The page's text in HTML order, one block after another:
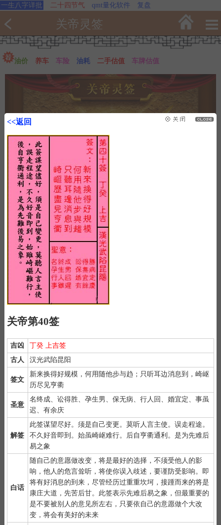
一生八字详批 二十四节气 qmt量化软件 复盘
关帝灵签
油价 养车 车险 油耗 二手估值 车牌估值
<<返回
关帝第40签
吉凶
丁癸 上吉签
古人
汉光武陷昆阳
签文
新来换得好规模，何用随他步与趋；只听耳边消息到，崎岖
历尽见亨衢
圣意
名终成、讼得胜、孕生男、保无病、行人回、婚宜定、事虽
迟、有余庆
解签
此签谋望尽好。须是自己变更。莫听人言主使。误走程途。
不久好音即到。始虽崎岖难行。后自亨衢通利。是为先难后
易之象
白话
随自己的意愿做改变，将是最好的选择，不须受他人的影
响，他人的危言耸听，将使你误入歧述，要谨防受影响。即
将有好消息的到来，尽管经历过重重坎坷，接踵而来的将是
康庄大道，先苦后甘。此签表示先难后易之象，但最重要的
是不要被别人的意见所左右，只要依自己的意愿做个大改
变，将会有美好的未来
1）抽签前先合手默念【关帝老爷，指点迷经】三遍。
2）默念自己姓名、出生日期，年龄、现在居住地址、请求指点的
事情。点上面的签筒开始抽签！
抽签的时间：中午十二点左右和晚上十一点前或者后，晚上十
一点是阴阳相接之时，最适宜抽签，抽签的信息也最准确；房事后
和打雷下大雨时不要抽签，因为此时信息不稳。